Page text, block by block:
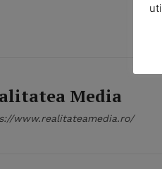
Media
www.realitateamedia.ro/